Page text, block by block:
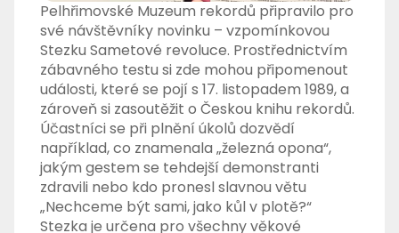
Pelhřimovské Muzeum rekordů připravilo pro
své návštěvníky novinku – vzpomínkovou
Stezku Sametové revoluce. Prostřednictvím
zábavného testu si zde mohou připomenout
události, které se pojí s 17. listopadem 1989, a
zároveň si zasoutěžit o Českou knihu rekordů.
Účastníci se při plnění úkolů dozvědí
například, co znamenala „železná opona“,
jakým gestem se tehdejší demonstranti
zdravili nebo kdo pronesl slavnou větu
„Nechceme být sami, jako kůl v plotě?“
Stezka je určena pro všechny věkové